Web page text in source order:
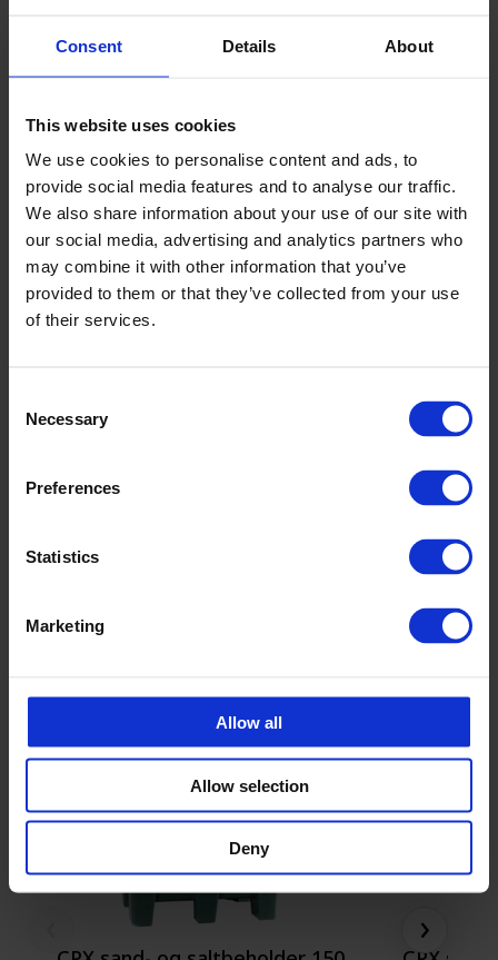
Consent Details About
This website uses cookies
We use cookies to personalise content and ads, to
provide social media features and to analyse our traffic.
We also share information about your use of our site with
our social media, advertising and analytics partners who
may combine it with other information that you’ve
provided to them or that they’ve collected from your use
of their services.
Selection
Necessary
Preferences
Statistics
Marketing
Allow all
Allow selection
Deny
Brett temperaturspann Kjemisk motstand
Enkle å rengjøre
Selger
Flere størrelser
›